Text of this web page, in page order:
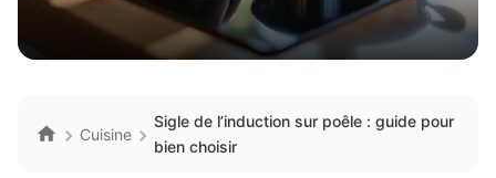
Cuisine
Sigle de l’induction sur poêle : guide pour
bien choisir